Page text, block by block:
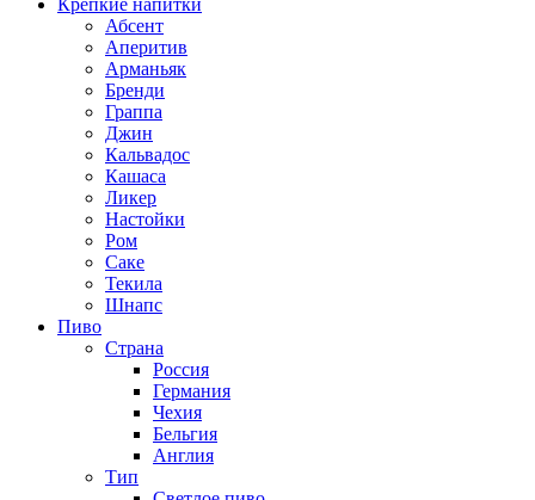
Абсент
Аперитив
Арманьяк
Бренди
Граппа
Джин
Кальвадос
Кашаса
Ликер
Настойки
Ром
Саке
Текила
Шнапс
Пиво
Страна
Россия
Германия
Чехия
Бельгия
Англия
Тип